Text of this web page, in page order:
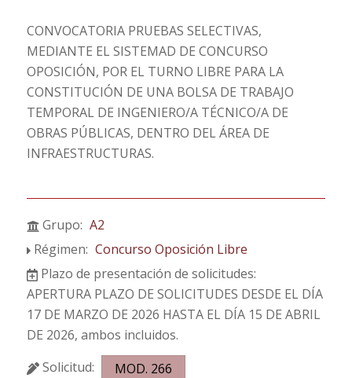
CONVOCATORIA PRUEBAS SELECTIVAS,
MEDIANTE EL SISTEMAD DE CONCURSO
OPOSICIÓN, POR EL TURNO LIBRE PARA LA
CONSTITUCIÓN DE UNA BOLSA DE TRABAJO
TEMPORAL DE INGENIERO/A TÉCNICO/A DE
OBRAS PÚBLICAS, DENTRO DEL ÁREA DE
INFRAESTRUCTURAS.
Grupo: A2
Régimen: Concurso Oposición Libre
Plazo de presentación de solicitudes:
APERTURA PLAZO DE SOLICITUDES DESDE EL DÍA
17 DE MARZO DE 2026 HASTA EL DÍA 15 DE ABRIL
DE 2026, ambos incluidos.
Solicitud:
MOD. 266